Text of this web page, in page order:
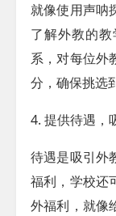
就像使用声呐
了解外教的
系，对每位外
分，确保挑选
4. 提供待遇，
待遇是吸引外
福利，学校还
外福利，就像